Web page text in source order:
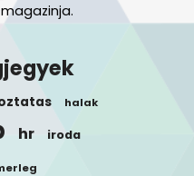
halak
hr iroda